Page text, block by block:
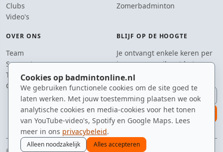
Cookies op badmintonline.nl
We gebruiken functionele cookies om de site goed te
laten werken. Met jouw toestemming plaatsen we ook
analytische cookies en media-cookies voor het tonen
van YouTube-video's, Spotify en Google Maps. Lees
meer in ons privacybeleid.
Alleen noodzakelijk Alles accepteren
Clubs
Video's
Zomerbadminton
OVER ONS
Team
Supporters
Tip de redactie
Contact
BLIJF OP DE HOOGTE
Je ontvangt enkele keren per
jaar een e-mail met het
laatste badmintonnieuws.
E-mailadres
aanmelden